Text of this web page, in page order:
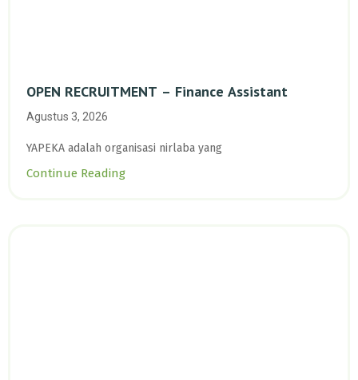
OPEN RECRUITMENT – Finance Assistant
Agustus 3, 2026
YAPEKA adalah organisasi nirlaba yang
Continue Reading